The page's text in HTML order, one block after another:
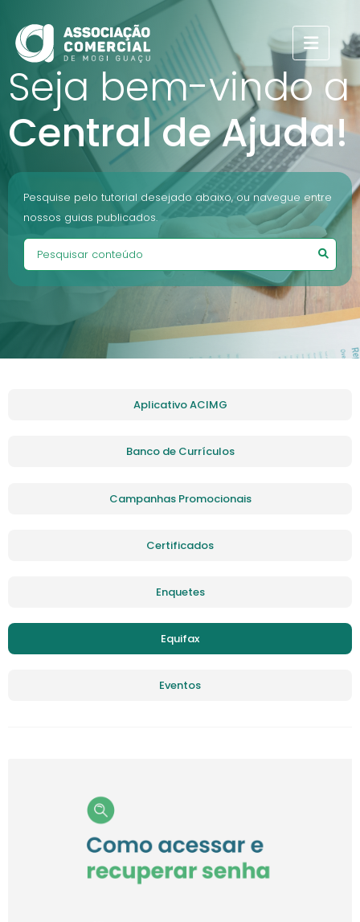
Seja bem-vindo a
Central de Ajuda!
Pesquise pelo tutorial desejado abaixo, ou navegue entre
nossos guias publicados.
Aplicativo ACIMG
Banco de Currículos
Campanhas Promocionais
Certificados
Enquetes
Equifax
Eventos